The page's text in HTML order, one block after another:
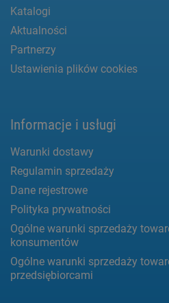
Katalogi
Aktualności
Partnerzy
Ustawienia plików cookies
Informacje i usługi
Warunki dostawy
Regulamin sprzedaży
Dane rejestrowe
Polityka prywatności
Ogólne warunki sprzedaży
konsumentów
Ogólne warunki sprzedaży
przedsiębiorcami